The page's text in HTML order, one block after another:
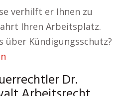
verhilft er Ihnen zu
Ihren Arbeitsplatz.
über Kündigungsschutz?
Dr.